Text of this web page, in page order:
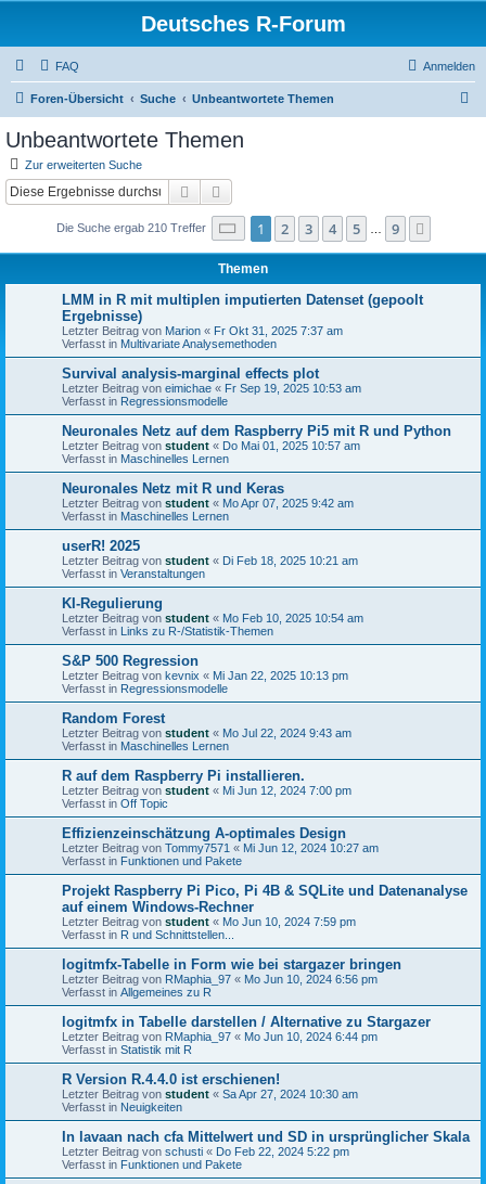
Deutsches R-Forum
FAQ Anmelden
Foren-Übersicht Suche Unbeantwortete Themen
Unbeantwortete Themen
Zur erweiterten Suche
Suche
Die Suche ergab 210 Treffer Seite 1von
1 2 3 4 5 9
Themen
LMM in R mit multiplen imputierten Datenset (gepoolt
Ergebnisse)
Letzter Beitrag von Marion « Fr Okt 31, 2025 7:37 am
Verfasst in Multivariate Analysemethoden
Survival analysis-marginal effects plot
Letzter Beitrag von eimichae « Fr Sep 19, 2025 10:53 am
Verfasst in Regressionsmodelle
Neuronales Netz auf dem Raspberry Pi5 mit R und Python
Letzter Beitrag von student « Do Mai 01, 2025 10:57 am
Verfasst in Maschinelles Lernen
Neuronales Netz mit R und Keras
Letzter Beitrag von student « Mo Apr 07, 2025 9:42 am
Verfasst in Maschinelles Lernen
userR! 2025
Letzter Beitrag von student « Di Feb 18, 2025 10:21 am
Verfasst in Veranstaltungen
KI-Regulierung
Letzter Beitrag von student « Mo Feb 10, 2025 10:54 am
Verfasst in Links zu R-/Statistik-Themen
S&P 500 Regression
Letzter Beitrag von kevnix « Mi Jan 22, 2025 10:13 pm
Verfasst in Regressionsmodelle
Random Forest
Letzter Beitrag von student « Mo Jul 22, 2024 9:43 am
Verfasst in Maschinelles Lernen
R auf dem Raspberry Pi installieren.
Letzter Beitrag von student « Mi Jun 12, 2024 7:00 pm
Verfasst in Off Topic
Effizienzeinschätzung A-optimales Design
Letzter Beitrag von Tommy7571 « Mi Jun 12, 2024 10:27 am
Verfasst in Funktionen und Pakete
Projekt Raspberry Pi Pico, Pi 4B & SQLite und Datenanalyse
auf einem Windows-Rechner
Letzter Beitrag von student « Mo Jun 10, 2024 7:59 pm
Verfasst in R und Schnittstellen...
logitmfx-Tabelle in Form wie bei stargazer bringen
Letzter Beitrag von RMaphia_97 « Mo Jun 10, 2024 6:56 pm
Verfasst in Allgemeines zu R
logitmfx in Tabelle darstellen / Alternative zu Stargazer
Letzter Beitrag von RMaphia_97 « Mo Jun 10, 2024 6:44 pm
Verfasst in Statistik mit R
R Version R.4.4.0 ist erschienen!
Letzter Beitrag von student « Sa Apr 27, 2024 10:30 am
Verfasst in Neuigkeiten
In lavaan nach cfa Mittelwert und SD in ursprünglicher Skala
Letzter Beitrag von schusti « Do Feb 22, 2024 5:22 pm
Verfasst in Funktionen und Pakete